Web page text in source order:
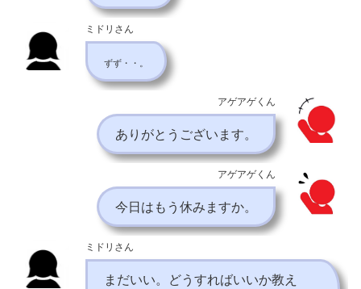
ミドリさん
ずず・・。
アゲアゲくん
ありがとうございます。
アゲアゲくん
今日はもう休みますか。
ミドリさん
まだいい。どうすればいいか教え